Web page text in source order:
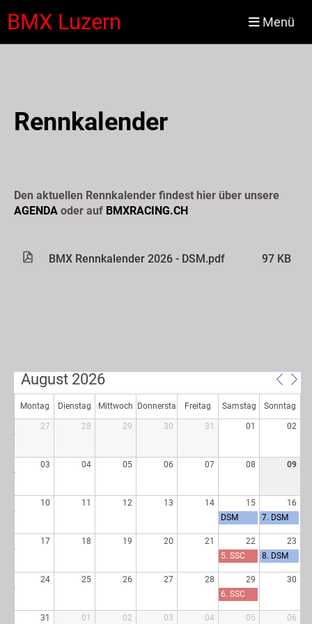
BMX Luzern Menü
Rennkalender
Den aktuellen Rennkalender findest hier über unsere
AGENDA oder auf BMXRACING.CH
BMX Rennkalender 2026 - DSM.pdf 97 KB
August 2026
Montag Dienstag Mittwoch Donnersta Freitag Samstag Sonntag
27 28 29 30 31 01 02
03 04 05 06 07 08 09
10 11 12 13 14 15 16
17 18 19 20 21 22 23
24 25 26 27 28 29 30
31 01 02 03 04 05 06
DSM
(Training
)
7. DSM
Zetzwil
(Raceday
)
5. SSC
(Eintages
veranstal
tung)
8. DSM
tung)
6. SSC